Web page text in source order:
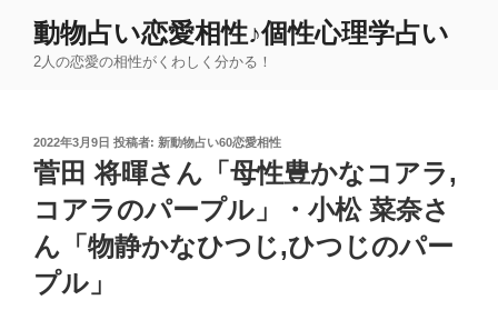
動物占い恋愛相性♪個性心理学占い
2人の恋愛の相性がくわしく分かる！
投
稿
日:
2022年3月9日 投稿者: 新動物占い60恋愛相性
菅田 将暉さん「母性豊かなコアラ,
コアラのパープル」・小松 菜奈さ
ん「物静かなひつじ,ひつじのパー
プル」